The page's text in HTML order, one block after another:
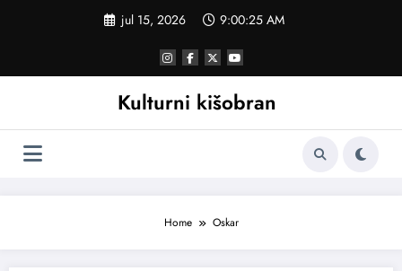
jul 15, 2026 9:00:26 AM
Kulturni kišobran
Home Oskar